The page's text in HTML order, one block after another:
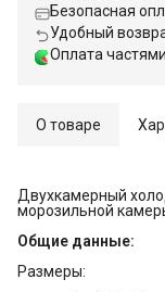
Безопасная
Удобный
Оплата
О товаре
Двухкамерный
морозильной
Общие данные:
Размеры: